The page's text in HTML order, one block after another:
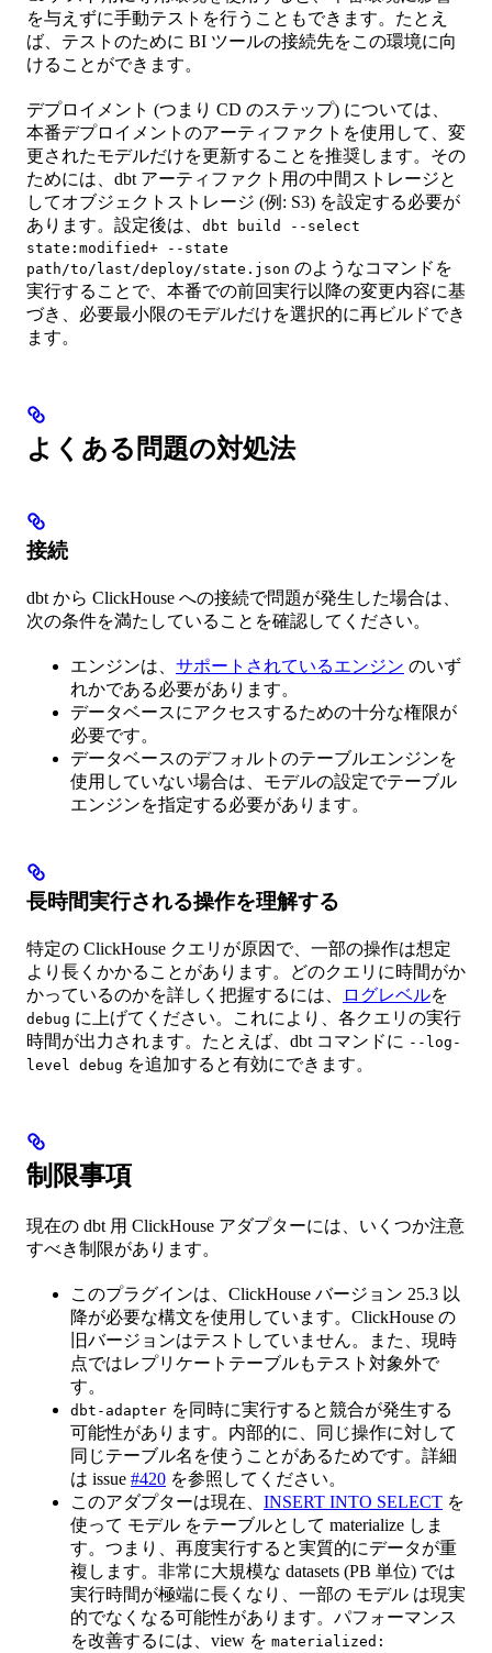
を与えずに手動テストを行うこともできます。たとえ
ば、テストのために BI ツールの接続先をこの環境に向
けることができます。
デプロイメント (つまり CD のステップ) については、
本番デプロイメントのアーティファクトを使用して、変
更されたモデルだけを更新することを推奨します。その
ためには、dbt アーティファクト用の中間ストレージと
してオブジェクトストレージ (例: S3) を設定する必要が
あります。設定後は、 dbt build --select
state:modified+ --state
path/to/last/deploy/state.json のようなコマンドを
実行することで、本番での前回実行以降の変更内容に基
づき、必要最小限のモデルだけを選択的に再ビルドでき
ます。
よくある問題の対処法
接続
dbt から ClickHouse への接続で問題が発生した場合は、
次の条件を満たしていることを確認してください。
エンジンは、 サポートされているエンジン のいず
れかである必要があります。
データベースにアクセスするための十分な権限が
必要です。
データベースのデフォルトのテーブルエンジンを
使用していない場合は、モデルの設定でテーブル
エンジンを指定する必要があります。
長時間実行される操作を理解する
特定の ClickHouse クエリが原因で、一部の操作は想定
より長くかかることがあります。どのクエリに時間がか
かっているのかを詳しく把握するには、
ログレベルを
debug に上げてください。これにより、各クエリの実行
時間が出力されます。たとえば、dbt コマンドに --log-
level debug を追加すると有効にできます。
制限事項
現在の dbt 用 ClickHouse アダプターには、いくつか注意
すべき制限があります。
このプラグインは、ClickHouse バージョン 25.3 以
降が必要な構文を使用しています。ClickHouse の
旧バージョンはテストしていません。また、現時
点ではレプリケートテーブルもテスト対象外で
す。
dbt-adapter を同時に実行すると競合が発生する
可能性があります。内部的に、同じ操作に対して
同じテーブル名を使うことがあるためです。詳細
は issue #420 を参照してください。
このアダプターは現在、 INSERT INTO SELECT を
使って モデル をテーブルとして materialize しま
す。つまり、再度実行すると実質的にデータが重
複します。非常に大規模な datasets (PB 単位) では
実行時間が極端に長くなり、一部の モデル は現実
的でなくなる可能性があります。パフォーマンス
を改善するには、view を materialized: